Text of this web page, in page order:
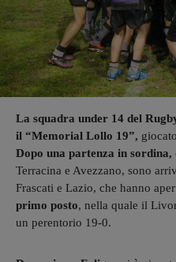
La squadra under 14 del
il “Memorial Lollo 19”,
Dopo una partenza in sordina,
Terracina e Avezzano, sono
Frascati e Lazio, che hanno
primo posto, nella quale il
un perentorio 19-0.